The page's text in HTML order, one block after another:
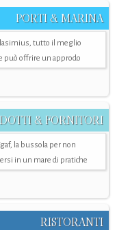
PORTI & MARINA
tutto il meglio
può offrire un approdo
& FORNITORI
la bussola per non
in un mare di pratiche
RISTORANTI